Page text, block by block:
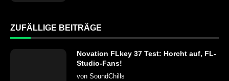
ZUFÄLLIGE BEITRÄGE
Novation FLkey 37 Test: Horcht auf, FL-
Studio-Fans!
von SoundChills